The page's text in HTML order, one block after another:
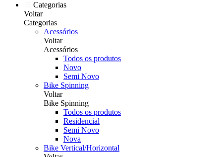
Categorias
Voltar
Categorias
Acessórios
Voltar
Acessórios
Todos os produtos
Novo
Semi Novo
Bike Spinning
Voltar
Bike Spinning
Todos os produtos
Residencial
Semi Novo
Nova
Bike Vertical/Horizontal